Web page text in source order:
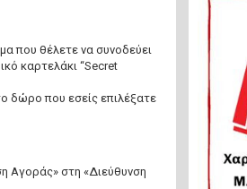
που θέλετε να συνοδεύει
καρτελάκι “Secret
δώρο που εσείς επιλέξατε
Αγοράς» στη «Διεύθυνση